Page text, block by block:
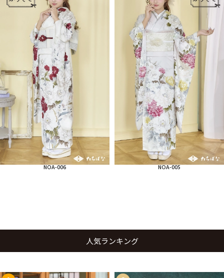
NOA-006 NOA-005
人気ランキング